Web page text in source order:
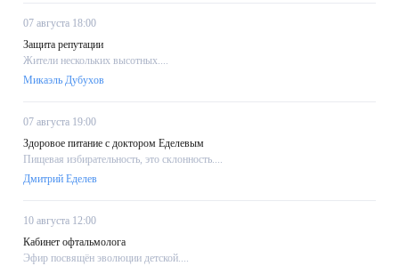
07 августа 18:00
Защита репутации
Жители нескольких высотных....
Микаэль Дубухов
07 августа 19:00
Здоровое питание с доктором Еделевым
Пищевая избирательность, это склонность....
Дмитрий Еделев
10 августа 12:00
Кабинет офтальмолога
Эфир посвящён эволюции детской....